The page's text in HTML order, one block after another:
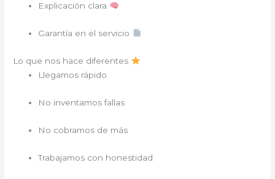
Explicación clara
Garantía en el servicio
Lo que nos hace diferentes
Llegamos rápido
No inventamos fallas
No cobramos de más
Trabajamos con honestidad